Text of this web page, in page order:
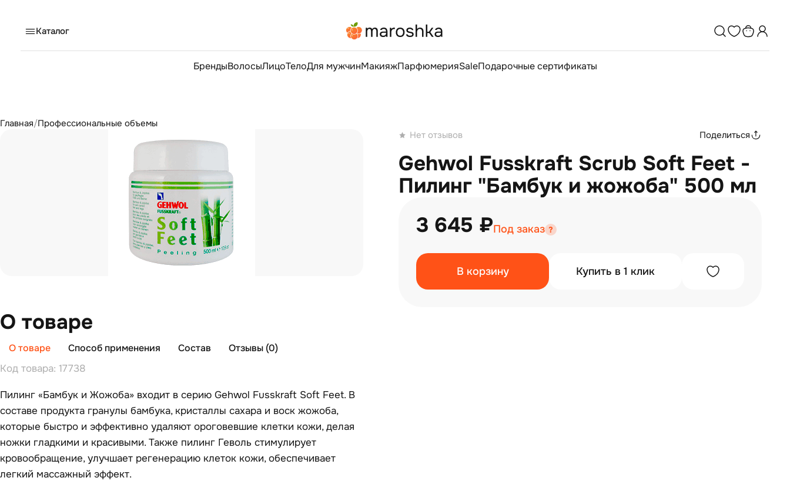
Каталог
БрендыВолосыЛицоТелоДля мужчинМакияжПарфюмерияSaleПодарочные сертификаты
Главная/Профессиональные объемы
Нет отзывов
Поделиться
Gehwol Fusskraft Scrub Soft Feet -
Пилинг "Бамбук и жожоба" 500 мл
3 645 ₽Под заказ
В корзину Купить в 1 клик
О товаре
О товаре Способ применения Состав
Отзывы (0)
Код товара: 17738
Пилинг «Бамбук и Жожоба» входит в серию Gehwol Fusskraft Soft Feet. В
составе продукта гранулы бамбука, кристаллы сахара и воск жожоба,
которые быстро и эффективно удаляют ороговевшие клетки кожи, делая
ножки гладкими и красивыми. Также пилинг Геволь стимулирует
кровообращение, улучшает регенерацию клеток кожи, обеспечивает
легкий массажный эффект.